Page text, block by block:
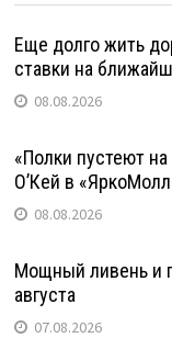
Еще долго жить
ставки на
08.08.2026
«Полки пустеют
О’Кей в
08.08.2026
Мощный ливень и
августа
07.08.2026